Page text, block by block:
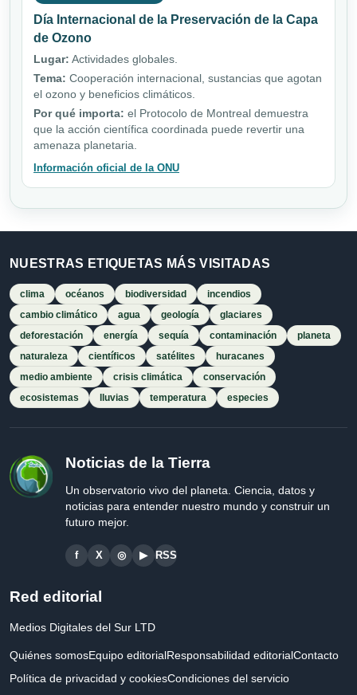
Día Internacional de la Preservación de la Capa
de Ozono
Lugar: Actividades globales.
Tema: Cooperación internacional, sustancias que agotan
el ozono y beneficios climáticos.
Por qué importa: el Protocolo de Montreal demuestra
que la acción científica coordinada puede revertir una
amenaza planetaria.
Información oficial de la ONU
NUESTRAS ETIQUETAS MÁS VISITADAS
clima océanos biodiversidad
incendios
cambio climático
agua geología
glaciares
deforestación
energía sequía contaminación
planeta
naturaleza
científicos satélites
huracanes
medio ambiente
crisis climática
conservación
ecosistemas
lluvias temperatura especies
Noticias de la Tierra
Un observatorio vivo del planeta. Ciencia, datos y
noticias para entender nuestro mundo y construir un
futuro mejor.
f X ◎ ▶ RSS
Red editorial
Medios Digitales del Sur LTD
Quiénes somosEquipo editorialResponsabilidad editorialContacto
Política de privacidad y cookiesCondiciones del servicio